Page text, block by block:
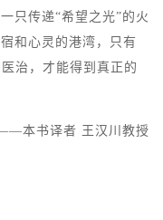
只传递“希望之光”的火
和心灵的港湾，只有
治，才能得到真正的
本书译者 王汉川教授